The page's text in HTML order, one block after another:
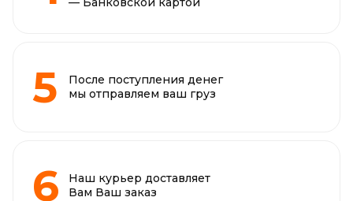
После поступления денег
мы отправляем ваш груз
Наш курьер доставляет
Вам Ваш заказ